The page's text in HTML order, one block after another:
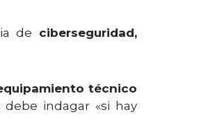
de ciberseguridad,
técnico
indagar «si hay